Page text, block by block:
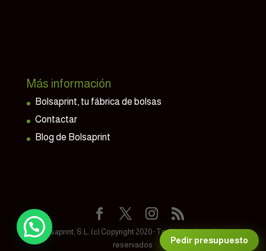
Más información
Bolsaprint, tu fábrica de bolsas
Contactar
Blog de Bolsaprint
Bolsaprint, S.L. (c) Copyright 2020 · Todos los derechos
reservados
Pedir presupuesto